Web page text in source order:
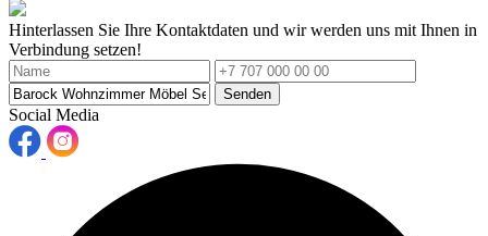
Hinterlassen Sie Ihre Kontaktdaten und wir werden uns mit Ihnen in
Verbindung setzen!
Senden
Social Media